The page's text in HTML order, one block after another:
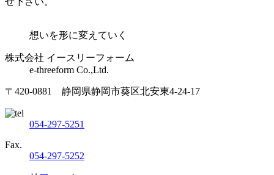
想いを形に変えていく
株式会社 イースリーフォーム
e-threeform Co.,Ltd.
〒420-0881 静岡県静岡市葵区北安東4-24-17
054-297-5251
Fax.
054-297-5252